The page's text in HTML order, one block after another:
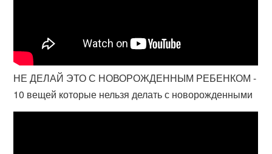
НЕ ДЕЛАЙ ЭТО С НОВОРОЖДЕННЫМ РЕБЕНКОМ -
10 вещей которые нельзя делать с новорожденными